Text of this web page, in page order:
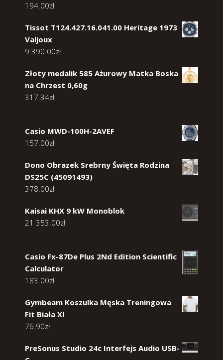
194.00zł
Tissot T124.427.16.041.00 Heritage 1973
Valjoux
9 390.00zł
Złoty medalik 585 Ażurowy Matka Boska
na Chrzest 0,60g
317.34zł
Casio MWD-100H-2AVEF
157.00zł
Dono Obrazek Srebrny Święta Rodzina
DS25C (45091493)
378.00zł
Kaisai KHX 9 kW Monoblok
21 353.00zł
Casio Fx-87De Plus 2Nd Edition Scientific
Calculator
183.00zł
Gymbeam Koszulka Męska Treningowa
Fit Biała Xl
76.90zł
PreSonus Studio 24c Interfejs Audio USB-